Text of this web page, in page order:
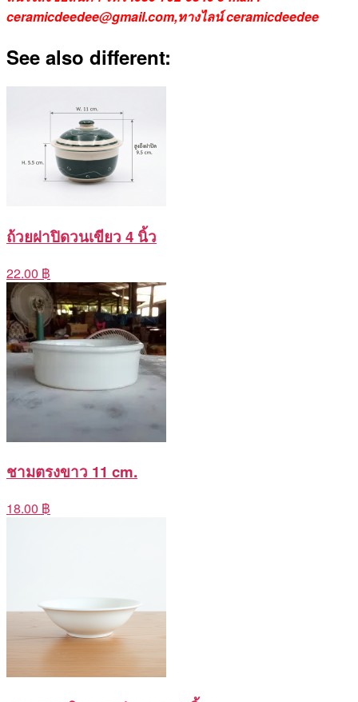
ceramicdeedee@gmail.com,ทางไลน์ ceramicdeedee
See also different:
ถ้วยฝาปิดวนเขียว 4 นิ้ว
22.00 ฿
ชามตรงขาว 11 cm.
18.00 ฿